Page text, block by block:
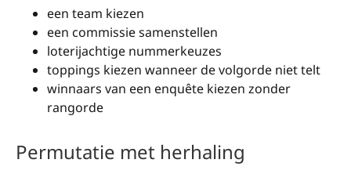
een team kiezen
een commissie samenstellen
loterijachtige nummerkeuzes
toppings kiezen wanneer de volgorde niet telt
winnaars van een enquête kiezen zonder
rangorde
Permutatie met herhaling